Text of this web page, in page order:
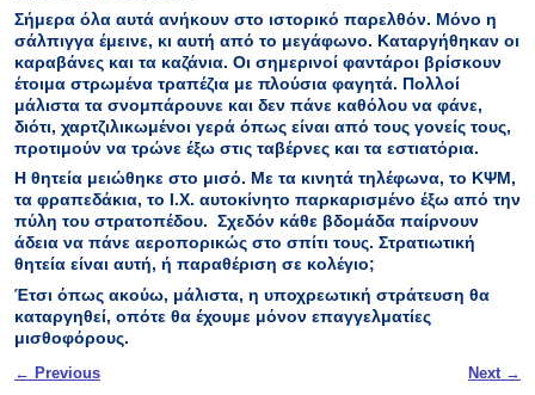
Σήμερα όλα αυτά ανήκουν στο ιστορικό παρελθόν. Μόνο η
σάλπιγγα έμεινε, κι αυτή από το μεγάφωνο. Καταργήθηκαν οι
καραβάνες και τα καζάνια. Οι σημερινοί φαντάροι βρίσκουν
έτοιμα στρωμένα τραπέζια με πλούσια φαγητά. Πολλοί
μάλιστα τα σνομπάρουνε και δεν πάνε καθόλου να φάνε,
διότι, χαρτζιλικωμένοι γερά όπως είναι από τους γονείς τους,
προτιμούν να τρώνε έξω στις ταβέρνες και τα εστιατόρια.
Η θητεία μειώθηκε στο μισό. Με τα κινητά τηλέφωνα, το ΚΨΜ,
τα φραπεδάκια, το Ι.Χ. αυτοκίνητο παρκαρισμένο έξω από την
πύλη του στρατοπέδου. Σχεδόν κάθε βδομάδα παίρνουν
άδεια να πάνε αεροπορικώς στο σπίτι τους. Στρατιωτική
θητεία είναι αυτή, ή παραθέριση σε κολέγιο;
Έτσι όπως ακούω, μάλιστα, η υποχρεωτική στράτευση θα
καταργηθεί, οπότε θα έχουμε μόνον επαγγελματίες
μισθοφόρους.
Post navigation
← Previous Next →